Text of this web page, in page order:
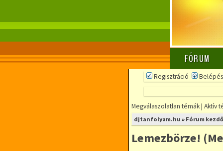
FÓRUM
Regisztráció Belépés
Megválaszolatlan témák| Aktív
djtanfolyam.hu » Fórum
Lemezbörze!